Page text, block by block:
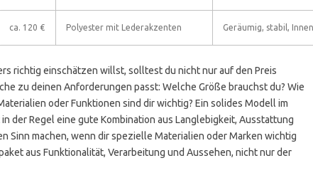
ca. 120 € Polyester mit Lederakzenten Geräumig, stabil,
richtig einschätzen willst, solltest du nicht nur auf den Preis
zu deinen Anforderungen passt: Welche Größe brauchst du? Wie
oder Funktionen sind dir wichtig? Ein solides Modell im
der Regel eine gute Kombination aus Langlebigkeit, Ausstattung
Sinn machen, wenn dir spezielle Materialien oder Marken wichtig
aus Funktionalität, Verarbeitung und Aussehen, nicht nur der